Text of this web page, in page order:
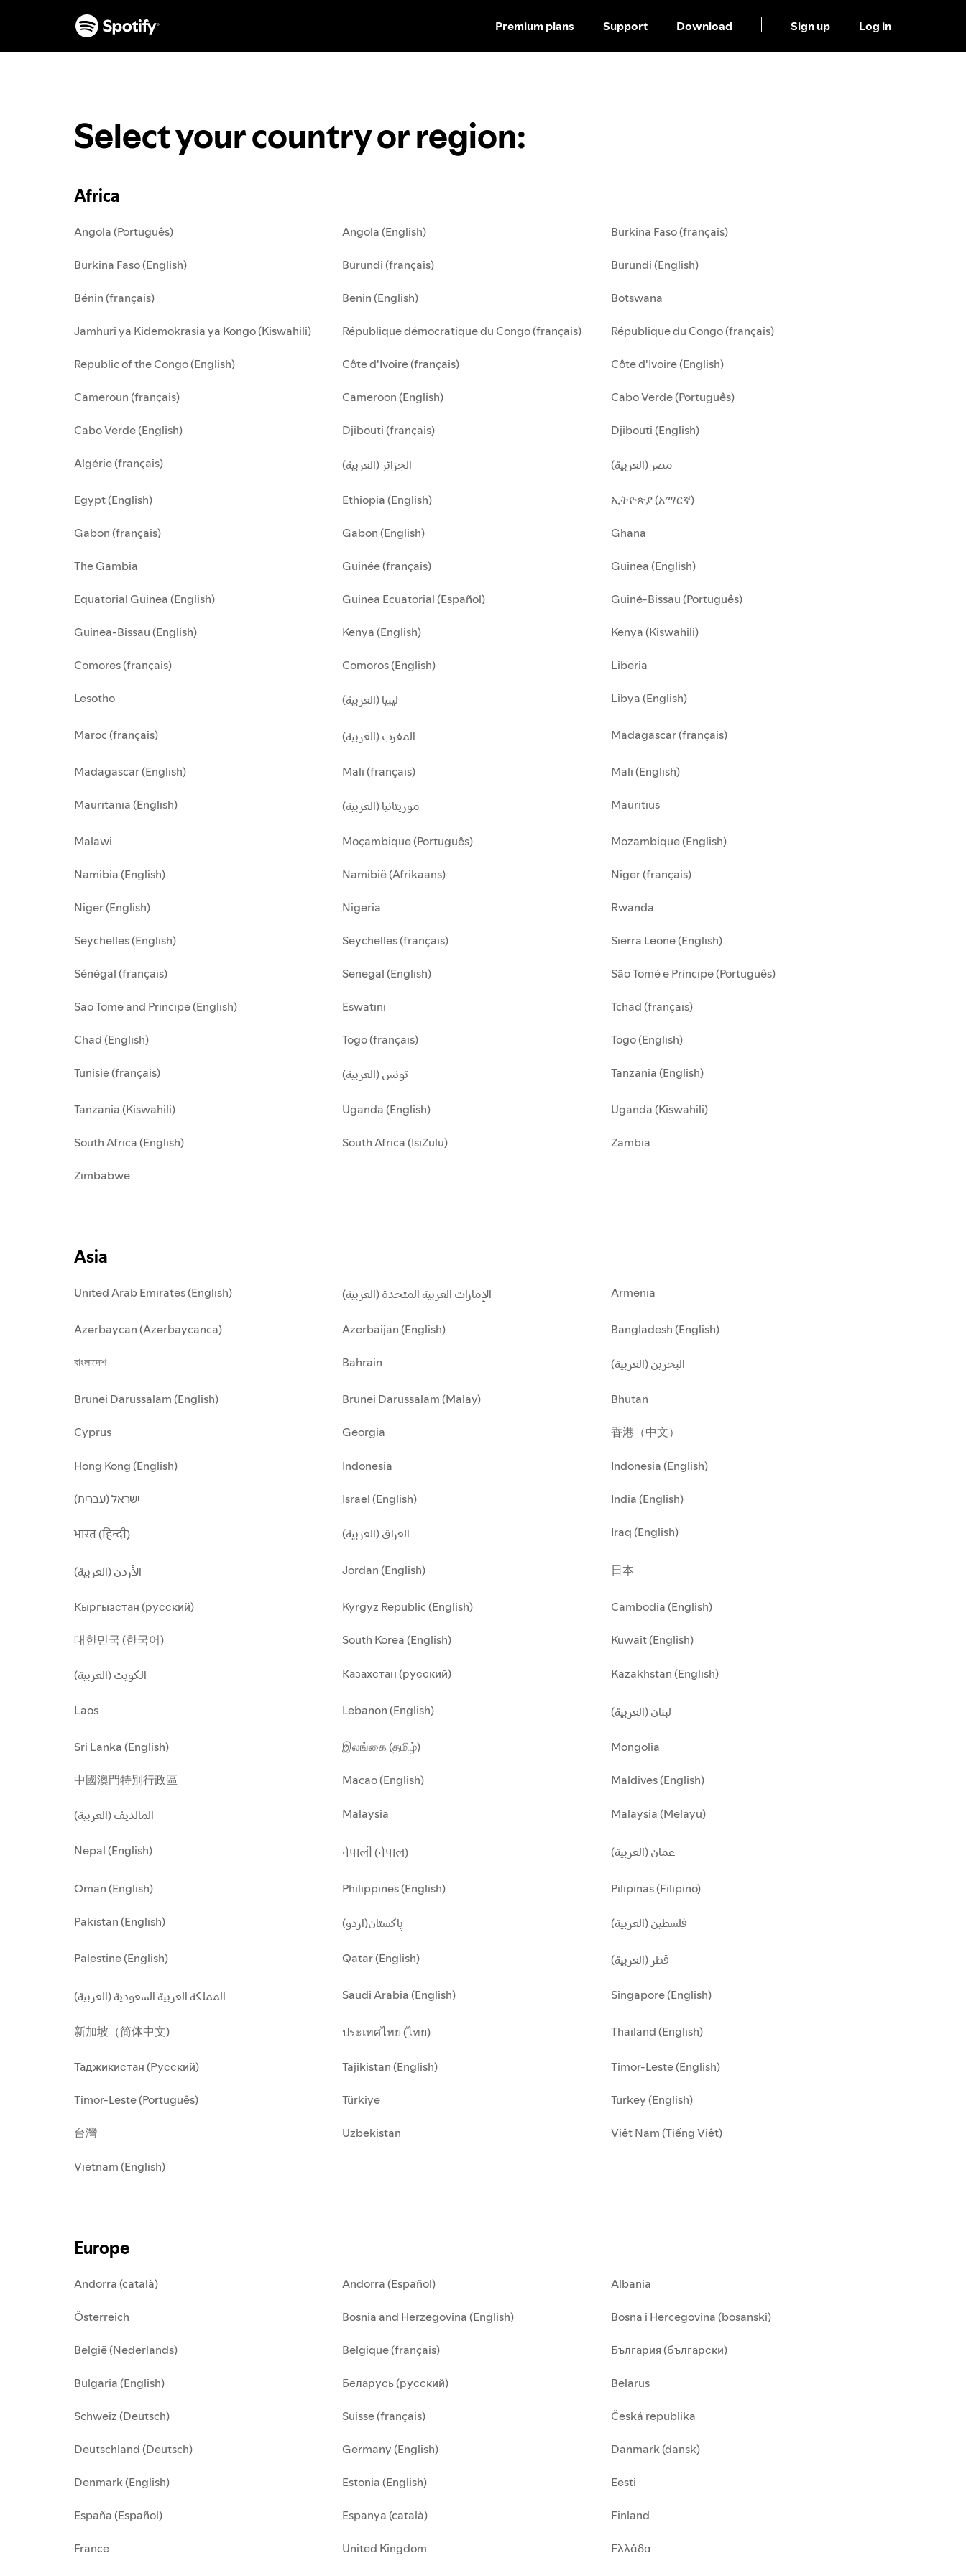
p
Premium plans Support Download Sign up Log in
Select your country or region:
Africa
Angola (Português) Angola (English) Burkina Faso (français)
Burkina Faso (English) Burundi (français) Burundi (English)
Bénin (français) Benin (English) Botswana
Jamhuri ya Kidemokrasia ya Kongo (Kiswahili) République démocratique du Congo (français) République du Congo (français)
Republic of the Congo (English) Côte d'Ivoire (français) Côte d'Ivoire (English)
Cameroun (français) Cameroon (English) Cabo Verde (Português)
Cabo Verde (English) Djibouti (français) Djibouti (English)
Algérie (français) الجزائر (العربية) مصر (العربية)
Egypt (English) Ethiopia (English) ኢትዮጵያ (አማርኛ)
Gabon (français) Gabon (English) Ghana
The Gambia Guinée (français) Guinea (English)
Equatorial Guinea (English) Guinea Ecuatorial (Español) Guiné-Bissau (Português)
Guinea-Bissau (English) Kenya (English) Kenya (Kiswahili)
Comores (français) Comoros (English) Liberia
Lesotho ليبيا (العربية) Libya (English)
Maroc (français) المغرب (العربية) Madagascar (français)
Madagascar (English) Mali (français) Mali (English)
Mauritania (English) موريتانيا (العربية) Mauritius
Malawi Moçambique (Português) Mozambique (English)
Namibia (English) Namibië (Afrikaans) Niger (français)
Niger (English) Nigeria Rwanda
Seychelles (English) Seychelles (français) Sierra Leone (English)
Sénégal (français) Senegal (English) São Tomé e Príncipe (Português)
Sao Tome and Principe (English) Eswatini Tchad (français)
Chad (English) Togo (français) Togo (English)
Tunisie (français) تونس (العربية) Tanzania (English)
Tanzania (Kiswahili) Uganda (English) Uganda (Kiswahili)
South Africa (English) South Africa (IsiZulu) Zambia
Zimbabwe
Asia
United Arab Emirates (English) الإمارات العربية المتحدة (العربية) Armenia
Azərbaycan (Azərbaycanca) Azerbaijan (English) Bangladesh (English)
বাংলাদেশ Bahrain البحرين (العربية)
Brunei Darussalam (English) Brunei Darussalam (Malay) Bhutan
Cyprus Georgia 香港（中文）
Hong Kong (English) Indonesia Indonesia (English)
ישראל (עברית) Israel (English) India (English)
भारत (हिन्दी) العراق (العربية) Iraq (English)
الأردن (العربية) Jordan (English) 日本
Кыргызстан (русский) Kyrgyz Republic (English) Cambodia (English)
대한민국 (한국어) South Korea (English) Kuwait (English)
الكويت (العربية) Казахстан (русский) Kazakhstan (English)
Laos Lebanon (English) لبنان (العربية)
Sri Lanka (English) இலங்கை (தமிழ்) Mongolia
中國澳門特別行政區 Macao (English) Maldives (English)
المالديف (العربية) Malaysia Malaysia (Melayu)
Nepal (English) नेपाली (नेपाल) عمان (العربية)
Oman (English) Philippines (English) Pilipinas (Filipino)
Pakistan (English) پاکستان(اردو) فلسطين (العربية)
Palestine (English) Qatar (English) قطر (العربية)
المملكة العربية السعودية (العربية) Saudi Arabia (English) Singapore (English)
新加坡（简体中文) ประเทศไทย (ไทย) Thailand (English)
Таджикистан (Русский) Tajikistan (English) Timor-Leste (English)
Timor-Leste (Português) Türkiye Turkey (English)
台灣 Uzbekistan Việt Nam (Tiếng Việt)
Vietnam (English)
Europe
Andorra (català) Andorra (Español) Albania
Österreich Bosnia and Herzegovina (English) Bosna i Hercegovina (bosanski)
België (Nederlands) Belgique (français) България (български)
Bulgaria (English) Беларусь (русский) Belarus
Schweiz (Deutsch) Suisse (français) Česká republika
Deutschland (Deutsch) Germany (English) Danmark (dansk)
Denmark (English) Estonia (English) Eesti
España (Español) Espanya (català) Finland
France United Kingdom Ελλάδα